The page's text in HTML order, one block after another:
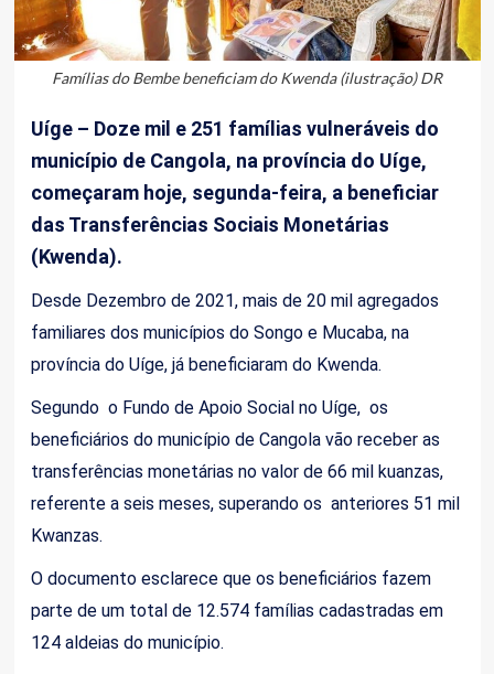
Famílias do Bembe beneficiam do Kwenda (ilustração) DR
Uíge – Doze mil e 251 famílias vulneráveis do
município de Cangola, na província do Uíge,
começaram hoje, segunda-feira, a beneficiar
das Transferências Sociais Monetárias
(Kwenda).
Desde Dezembro de 2021, mais de 20 mil agregados
familiares dos municípios do Songo e Mucaba, na
província do Uíge, já beneficiaram do Kwenda.
Segundo o Fundo de Apoio Social no Uíge, os
beneficiários do município de Cangola vão receber as
transferências monetárias no valor de 66 mil kuanzas,
referente a seis meses, superando os anteriores 51 mil
Kwanzas.
O documento esclarece que os beneficiários fazem
parte de um total de 12.574 famílias cadastradas em
124 aldeias do município.